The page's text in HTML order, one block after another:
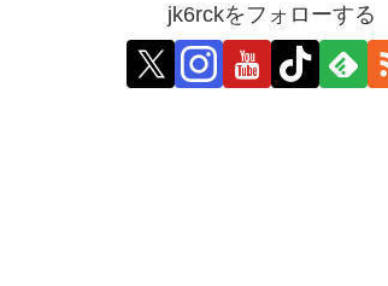
jk6rckをフォローする